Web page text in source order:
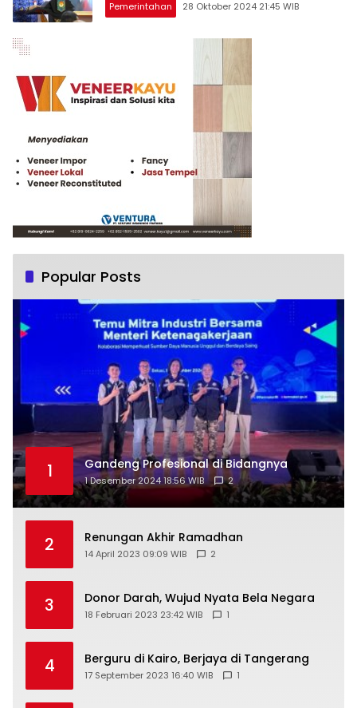
Pemerintahan 28 Oktober 2024 21:45 WIB
Popular Posts
1 Gandeng Profesional di Bidangnya
1 Desember 2024 18:56 WIB 2
2 Renungan Akhir Ramadhan
14 April 2023 09:09 WIB 2
3 Donor Darah, Wujud Nyata Bela Negara
18 Februari 2023 23:42 WIB 1
4 Berguru di Kairo, Berjaya di Tangerang
17 September 2023 16:40 WIB 1